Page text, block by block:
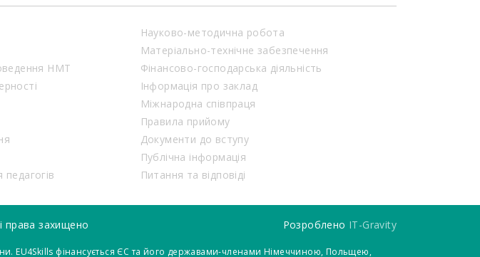
НМТ
Науково-методична робота
Матеріально-технічне забезпечення
Фінансово-господарська діяльність
Інформація про заклад
Міжнародна співпраця
Правила прийому
Документи до вступу
Публічна інформація
Питання та відповіді
права захищено Розроблено IT-Gravity
EU4Skills фінансується ЄС та його державами-членами Німеччиною, Польщею,